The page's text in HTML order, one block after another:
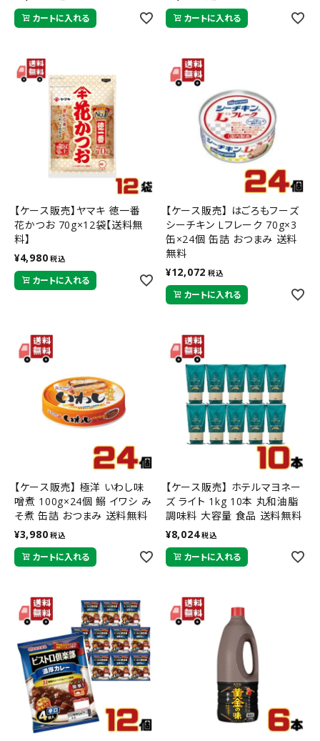
カートに入れる カートに入れる
【ケース販売】ヤマキ 徳一番
花かつお 70g×12袋【送料無
料】
¥4,980 税込
カートに入れる
【ケース販売】 はごろもフーズ
シーチキン Lフレーク 70g×3
缶×24個 缶詰 おつまみ 送料
無料
¥12,072 税込
カートに入れる
【ケース販売】 極洋 いわし味
噌煮 100g×24個 鰯 イワシ み
そ煮 缶詰 おつまみ 送料無料
¥3,980 税込
カートに入れる
【ケース販売】 ホテルマヨネー
ズ ライト 1kg 10本 丸和油脂
調味料 大容量 食品 送料無料
¥8,024 税込
カートに入れる